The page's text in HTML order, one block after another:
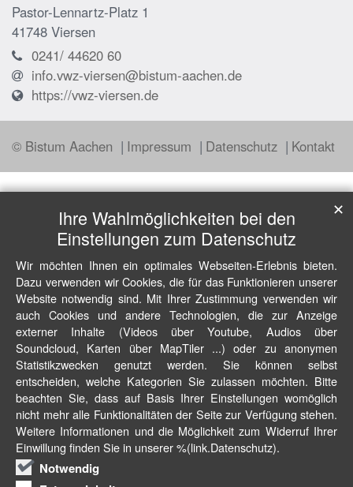
Pastor-Lennartz-Platz 1
41748 Viersen
0241/ 44620 60
info.vwz-viersen@bistum-aachen.de
https://vwz-viersen.de
© Bistum Aachen Impressum Datenschutz Kontakt
Ihre Wahlmöglichkeiten bei den
Einstellungen zum Datenschutz
Wir möchten Ihnen ein optimales Webseiten-Erlebnis bieten.
Dazu verwenden wir Cookies, die für das Funktionieren unserer
Website notwendig sind. Mit Ihrer Zustimmung verwenden wir
auch Cookies und andere Technologien, die zur Anzeige
externer Inhalte (Videos über Youtube, Audios über
Soundcloud, Karten über MapTiler ...) oder zu anonymen
Statistikzwecken genutzt werden. Sie können selbst
entscheiden, welche Kategorien Sie zulassen möchten. Bitte
beachten Sie, dass auf Basis Ihrer Einstellungen womöglich
nicht mehr alle Funktionalitäten der Seite zur Verfügung stehen.
Weitere Informationen und die Möglichkeit zum Widerruf Ihrer
Einwillung finden Sie in unserer %(link.Datenschutz).
Notwendig
✕